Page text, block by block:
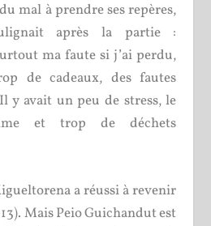
mal à prendre ses repères,
après la partie :
ma faute si j’ai perdu,
de cadeaux, des fautes
y avait un peu de stress, le
et trop de déchets
a réussi à revenir
Mais Peio Guichandut est